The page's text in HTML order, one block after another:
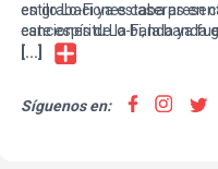
estilo Lo-Fi ya estaba
canciones de la banda ya
en grabaciones caseras en
este espíritu Lo-Fi, la banda
“Pareidolia” (2019). Siguen
“Comic Book” registrado,
propia banda en el sótano
[...]
Síguenos en: